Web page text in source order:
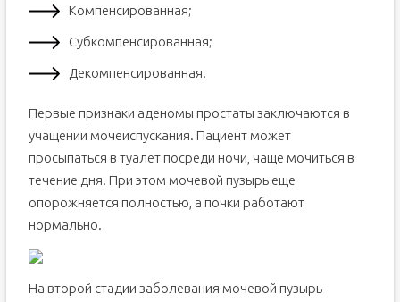
Компенсированная;
Субкомпенсированная;
Декомпенсированная.
Первые признаки аденомы простаты заключаются в
учащении мочеиспускания. Пациент может
просыпаться в туалет посреди ночи, чаще мочиться в
течение дня. При этом мочевой пузырь еще
опорожняется полностью, а почки работают
нормально.
На второй стадии заболевания мочевой пузырь